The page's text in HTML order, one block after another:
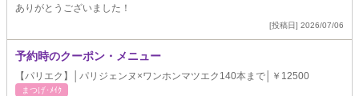
ありがとうございました！
[投稿日] 2026/07/06
予約時のクーポン・メニュー
【パリエク】│パリジェンヌ×ワンホンマツエク140本まで│￥12500
まつげ･ﾒｲｸ